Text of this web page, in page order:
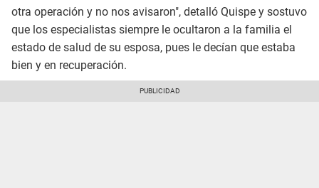
otra operación y no nos avisaron", detalló Quispe y sostuvo
que los especialistas siempre le ocultaron a la familia el
estado de salud de su esposa, pues le decían que estaba
bien y en recuperación.